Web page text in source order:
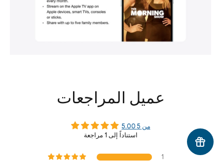
عميل المراجعات
5.00 من 5
استناداً إلى 1 مراجعة
1